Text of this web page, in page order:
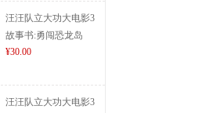
汪汪队立大功大电影3
故事书:勇闯恐龙岛
¥30.00
汪汪队立大功大电影3